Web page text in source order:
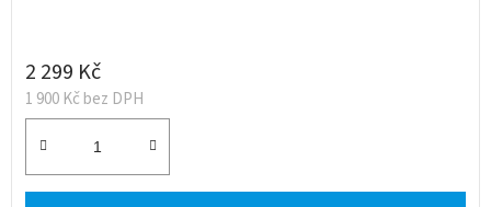
a
v
e
1 900 Kč bez DPH
2 299 Kč